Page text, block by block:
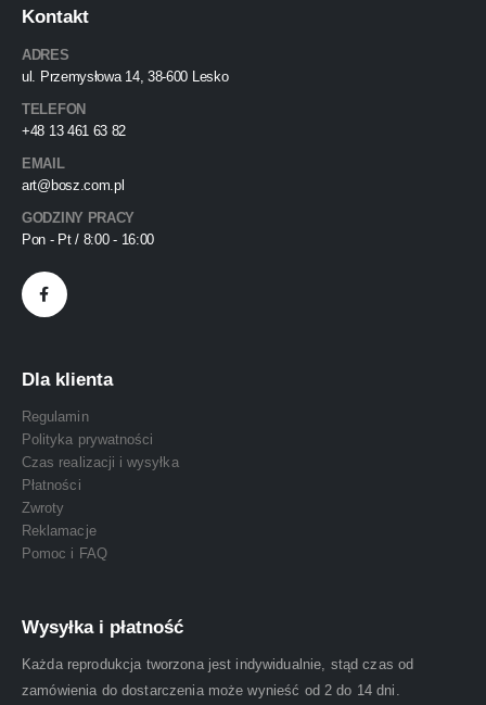
Kontakt
ADRES
ul. Przemysłowa 14, 38-600 Lesko
TELEFON
+48 13 461 63 82
EMAIL
art@bosz.com.pl
GODZINY PRACY
Pon - Pt / 8:00 - 16:00
Dla klienta
Regulamin
Polityka prywatności
Czas realizacji i wysyłka
Płatności
Zwroty
Reklamacje
Pomoc i FAQ
Wysyłka i płatność
Każda reprodukcja tworzona jest indywidualnie, stąd czas od
zamówienia do dostarczenia może wynieść od 2 do 14 dni.